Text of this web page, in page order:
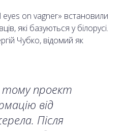
eyes on vagner» встановили
які базуються у білорусі.
Чубко, відомий як
тому проект
від
Після